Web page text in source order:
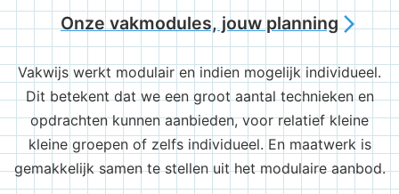
Onze vakmodules, jouw planningarrow_forward_ios
Vakwijs werkt modulair en indien mogelijk individueel.
Dit betekent dat we een groot aantal technieken en
opdrachten kunnen aanbieden, voor relatief kleine
kleine groepen of zelfs individueel. En maatwerk is
gemakkelijk samen te stellen uit het modulaire aanbod.